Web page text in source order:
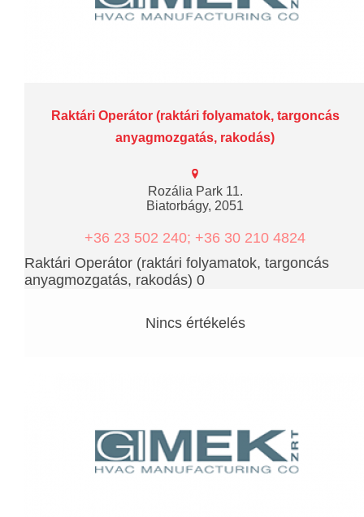
Raktári Operátor (raktári folyamatok, targoncás
anyagmozgatás, rakodás)
Rozália Park 11.
Biatorbágy, 2051
+36 23 502 240; +36 30 210 4824
Raktári Operátor (raktári folyamatok, targoncás
anyagmozgatás, rakodás) 0
Nincs értékelés